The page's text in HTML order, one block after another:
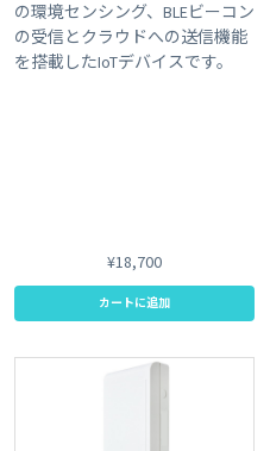
#plan01s-LDV #3G #レビ
Clear All
の環境センシング、BLEビーコン
の受信とクラウドへの送信機能
を搭載したIoTデバイスです。
¥18,700
カートに追加